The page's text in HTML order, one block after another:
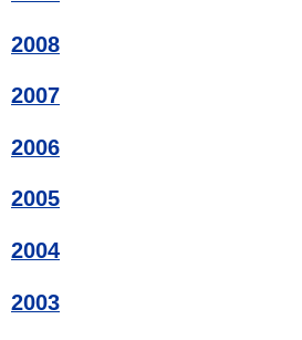
2008
2007
2006
2005
2004
2003